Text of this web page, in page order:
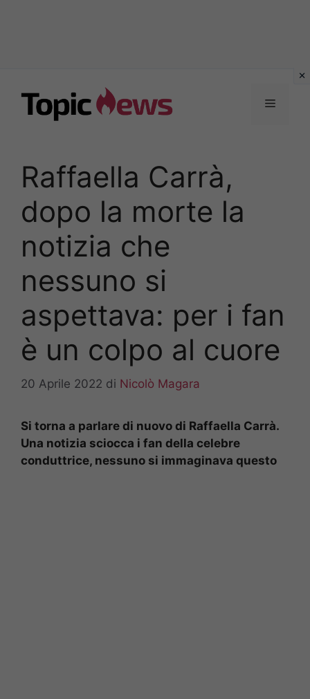
contenuto
Menu
Raffaella Carrà,
dopo la morte la
notizia che
nessuno si
aspettava: per i fan
è un colpo al cuore
20 Aprile 2022 di Nicolò Magara
Si torna a parlare di nuovo di Raffaella Carrà.
Una notizia sciocca i fan della celebre
conduttrice, nessuno si immaginava questo